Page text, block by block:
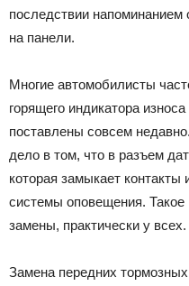
последствии
на панели.
Многие автомобилисты
горящего индикатора
поставлены совсем
дело в том, что в разъем
которая замыкает
системы оповещения. Такое
замены, практически у всех.
Замена передних